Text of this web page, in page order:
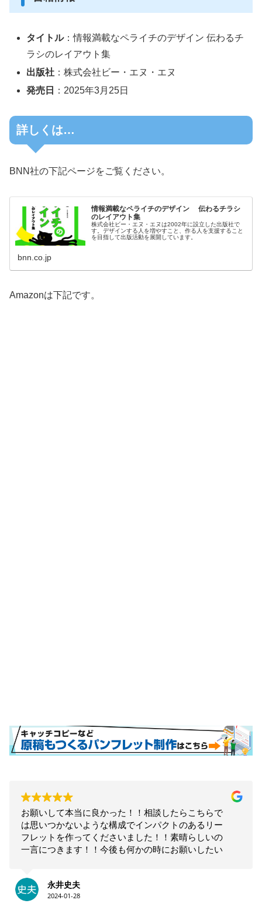
タイトル：情報満載なペライチのデザイン 伝わるチ
ラシのレイアウト集
出版社 ：株式会社ビー・エヌ・エヌ
発売日
：2025年3月25日
詳しくは…
BNN社の下記ページをご覧ください。
情報満載なペライチのデザイン 伝わるチラシ
のレイアウト集
株式会社ビー・エヌ・エヌは2002年に設立した出版社で
す。デザインする人を増やすこと、作る人を支援すること
を目指して出版活動を展開しています。
bnn.co.jp
Amazonは下記です。
お願いして本当に良かった！！相談したらこちらで
は思いつかないような構成でインパクトのあるリー
フレットを作ってくださいました！！素晴らしいの
一言につきます！！今後も何かの時にお願いしたい
永井史夫
2024-01-28